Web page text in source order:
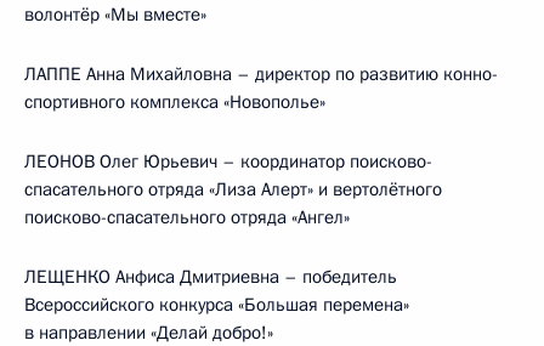
волонтёр «Мы вместе»
ЛАППЕ Анна Михайловна – директор по развитию конно-
спортивного комплекса «Новополье»
ЛЕОНОВ Олег Юрьевич – координатор поисково-
спасательного отряда «Лиза Алерт» и вертолётного
поисково-спасательного отряда «Ангел»
ЛЕЩЕНКО Анфиса Дмитриевна – победитель
Всероссийского конкурса «Большая перемена»
в направлении «Делай добро!»